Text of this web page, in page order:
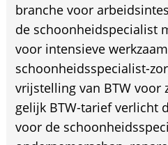
branche voor
de schoonheidspecialist
voor intensieve
schoonheidsspecialist-
vrijstelling van BTW voor
gelijk BTW-tarief verlicht
voor de